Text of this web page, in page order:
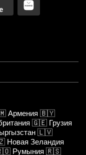
Армения 🇧🇾
🇬🇪 Грузия
🇱🇻
Новая Зеландия
Румыния 🇷🇸